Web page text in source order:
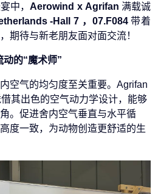
中，Aerowind x Agrifan 满载诚
-Hall 7 ，07.F084带着
期待与新老朋友面对面交流！
的“魔术师”
空气的均匀度至关重要。Agrifan
其出色的空气动力学设计，能够
。促进舍内空气垂直与水平循
度一致，为动物创造更舒适的生